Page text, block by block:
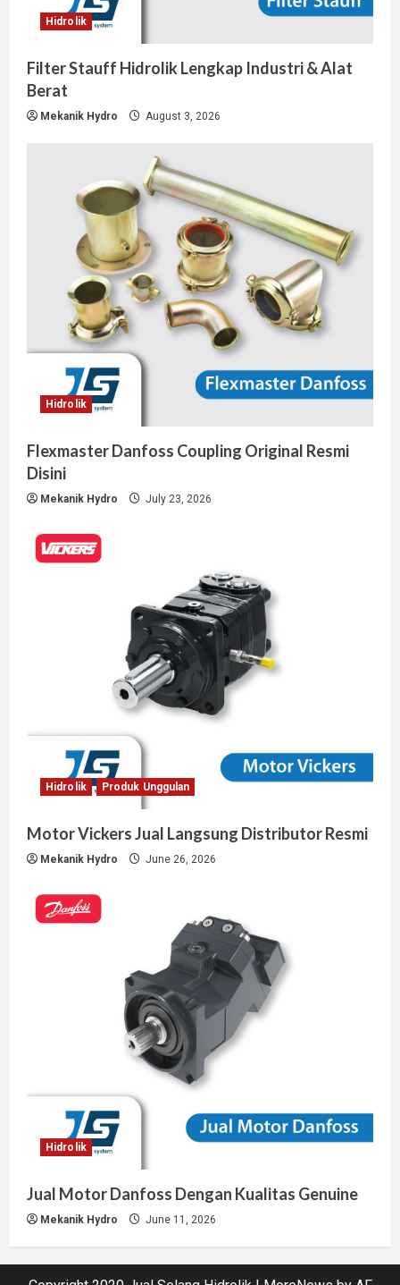
Hidrolik
Filter Stauff Hidrolik Lengkap Industri & Alat
Berat
Mekanik Hydro August 3, 2026
Hidrolik
Flexmaster Danfoss Coupling Original Resmi
Disini
Mekanik Hydro July 23, 2026
Hidrolik Produk Unggulan
Motor Vickers Jual Langsung Distributor Resmi
Mekanik Hydro June 26, 2026
Hidrolik
Jual Motor Danfoss Dengan Kualitas Genuine
Mekanik Hydro June 11, 2026